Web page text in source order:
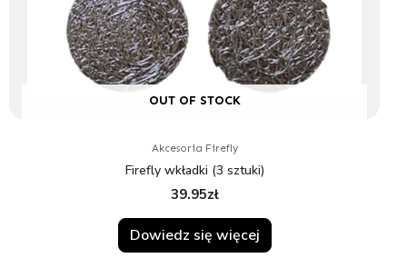
OUT OF STOCK
Akcesoria Firefly
Firefly wkładki (3 sztuki)
39.95zł
Dowiedz się więcej